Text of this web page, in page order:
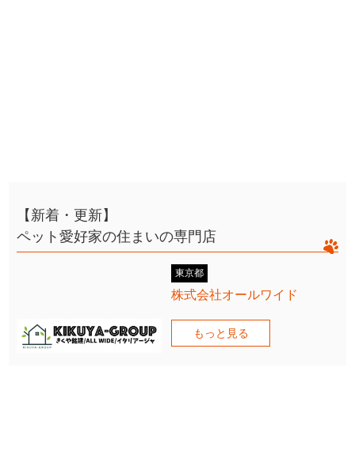
【新着・更新】
ペット愛好家の住まいの専門店
東京都
株式会社オールワイド
もっと見る